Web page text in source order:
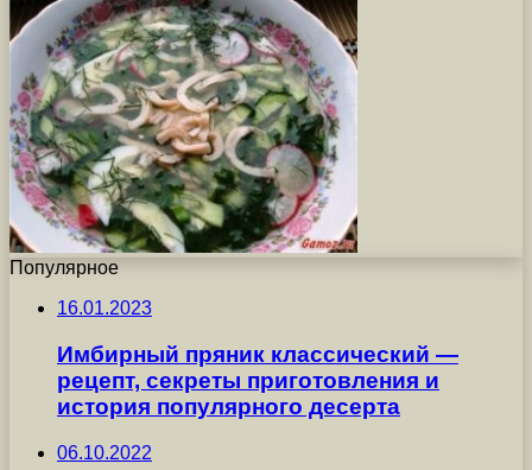
Популярное
16.01.2023
Имбирный пряник классический —
рецепт, секреты приготовления и
история популярного десерта
06.10.2022